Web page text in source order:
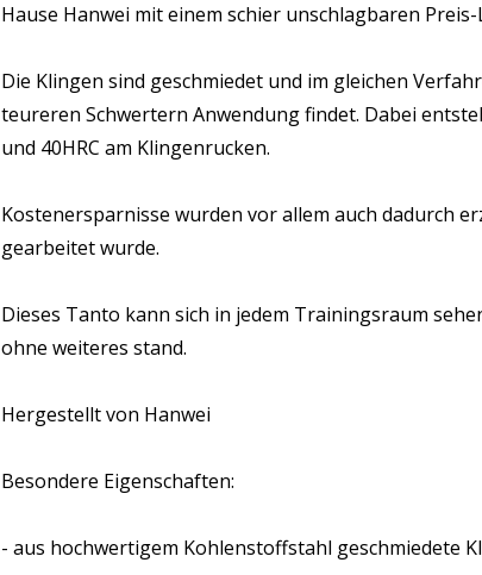
Hause Hanwei mit einem schier unschlagbaren
Die Klingen sind geschmiedet und im gleichen
teureren Schwertern Anwendung findet. Dabei
und 40HRC am Klingenrucken.
Kostenersparnisse wurden vor allem auch dadurch
gearbeitet wurde.
Dieses Tanto kann sich in jedem Trainingsraum
ohne weiteres stand.
Hergestellt von Hanwei
Besondere Eigenschaften:
- aus hochwertigem Kohlenstoffstahl geschmiedete